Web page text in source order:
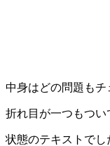
中身はどの問題もチ
折れ目が一つもつ
状態のテキストでし